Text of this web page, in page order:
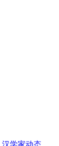
汉学家动态